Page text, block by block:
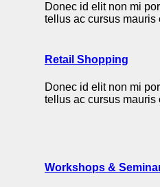
Donec id elit non mi
tellus ac cursus mauris
Retail Shopping
Donec id elit non mi
tellus ac cursus mauris
Workshops &